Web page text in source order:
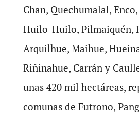
Chan, Quechumalal,
Huilo-Huilo, Pilmaiquén,
Arquilhue, Maihue,
Riñinahue, Carrán y
unas 420 mil hectáreas,
comunas de Futrono,